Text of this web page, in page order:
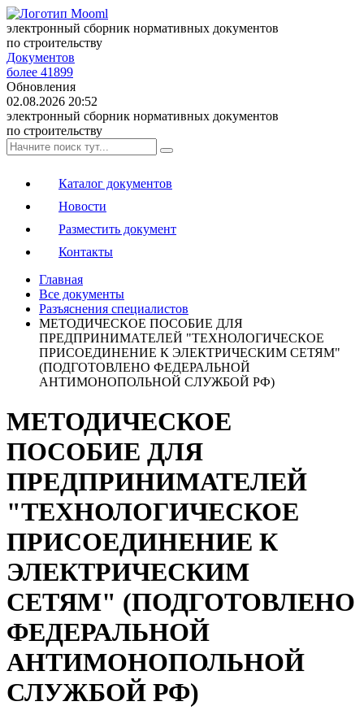
электронный сборник нормативных документов
по строительству
Документов
более 41899
Обновления
02.08.2026 20:52
электронный сборник нормативных документов
по строительству
Каталог документов
Новости
Разместить документ
Контакты
Главная
Все документы
Разъяснения специалистов
МЕТОДИЧЕСКОЕ ПОСОБИЕ ДЛЯ
ПРЕДПРИНИМАТЕЛЕЙ "ТЕХНОЛОГИЧЕСКОЕ
ПРИСОЕДИНЕНИЕ К ЭЛЕКТРИЧЕСКИМ СЕТЯМ"
(ПОДГОТОВЛЕНО ФЕДЕРАЛЬНОЙ
АНТИМОНОПОЛЬНОЙ СЛУЖБОЙ РФ)
МЕТОДИЧЕСКОЕ
ПОСОБИЕ ДЛЯ
ПРЕДПРИНИМАТЕЛЕЙ
"ТЕХНОЛОГИЧЕСКОЕ
ПРИСОЕДИНЕНИЕ К
ЭЛЕКТРИЧЕСКИМ
СЕТЯМ" (ПОДГОТОВЛЕНО
ФЕДЕРАЛЬНОЙ
АНТИМОНОПОЛЬНОЙ
СЛУЖБОЙ РФ)